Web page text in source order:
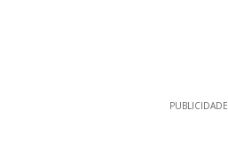
PUBLICIDADE